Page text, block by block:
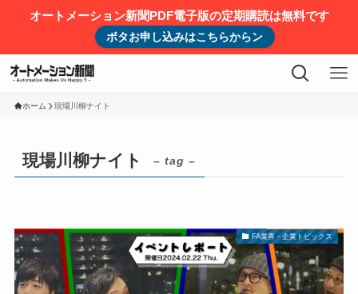
オートメーション新聞PDF電子版の定期購読は無料です
ボタお申し込みはこちらからン
ホーム 現場川柳ナイト
現場川柳ナイト – tag –
FA業界・企業トピックス